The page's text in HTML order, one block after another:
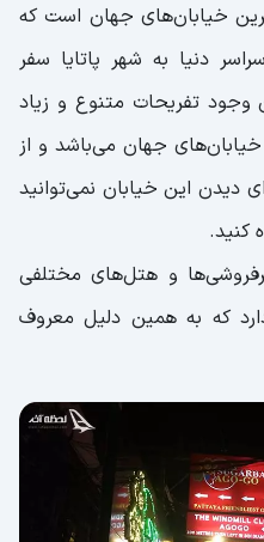
خیابان‌های جهان است که
دنیا به شهر پاتایا سفر
تفریحات متنوع و زیاد
جهان می‌باشد و از
ظهر تا 2 صبح برای دیدن این خیابان نمی‌توانید
کنید.
و هتل‌های مختلفی
که به همین دلیل معروف